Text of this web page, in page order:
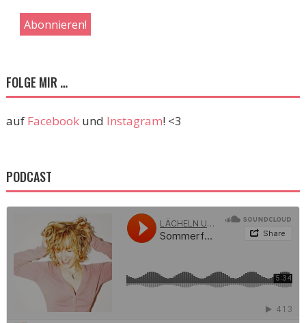
FOLGE MIR …
auf Facebookund Instagram! <3
PODCAST